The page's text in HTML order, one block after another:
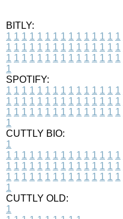
BITLY:
1 1 1 1 1 1 1 1 1 1 1 1 1 1 1
1 1 1 1 1 1 1 1 1 1 1 1 1 1 1
1 1 1 1 1 1 1 1 1 1 1 1 1 1 1
1
SPOTIFY:
1 1 1 1 1 1 1 1 1 1 1 1 1 1 1
1 1 1 1 1 1 1 1 1 1 1 1 1 1 1
1 1 1 1 1 1 1 1 1 1 1 1 1 1 1
1
CUTTLY BIO:
1
1 1 1 1 1 1 1 1 1 1 1 1 1 1 1
1 1 1 1 1 1 1 1 1 1 1 1 1 1 1
1 1 1 1 1 1 1 1 1 1 1 1 1 1 1
1
CUTTLY OLD:
1